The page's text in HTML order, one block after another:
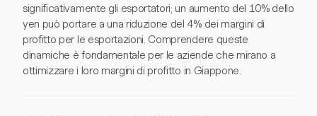
significativamente gli esportatori; un aumento del 10% dello
yen può portare a una riduzione del 4% dei margini di
profitto per le esportazioni. Comprendere queste
dinamiche è fondamentale per le aziende che mirano a
ottimizzare i loro margini di profitto in Giappone.